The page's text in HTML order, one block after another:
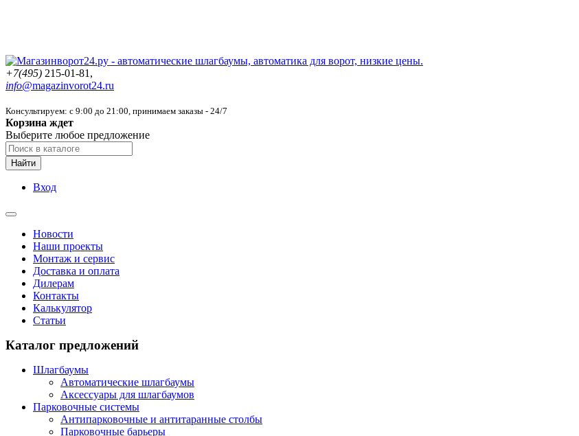
+7(495) 215-01-81,
info@magazinvorot24.ru
Консультируем: с 9:00 до 21:00, принимаем заказы - 24/7
Корзина ждет
Выберите любое предложение
Найти
Вход
Новости
Наши проекты
Монтаж и сервис
Доставка и оплата
Дилерам
Контакты
Калькулятор
Статьи
Каталог предложений
Шлагбаумы
Автоматические шлагбаумы
Аксессуары для шлагбаумов
Парковочные системы
Антипарковочные и антитаранные столбы
Парковочные барьеры